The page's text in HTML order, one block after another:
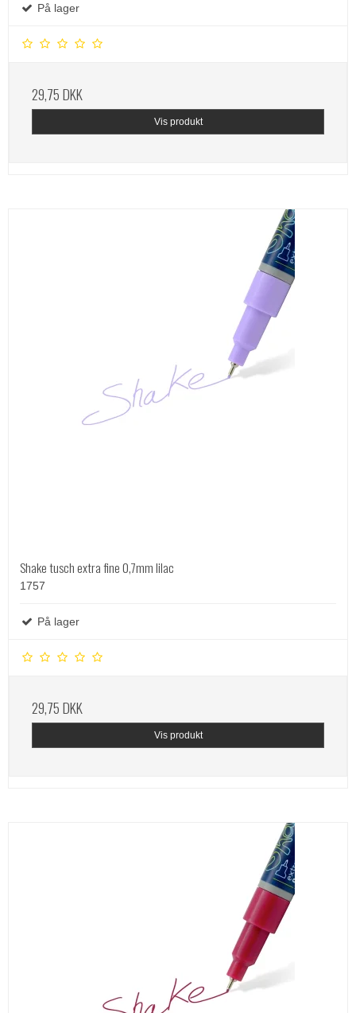
På lager
29,75 DKK
Vis produkt
Shake tusch extra fine 0,7mm lilac
1757
På lager
29,75 DKK
Vis produkt